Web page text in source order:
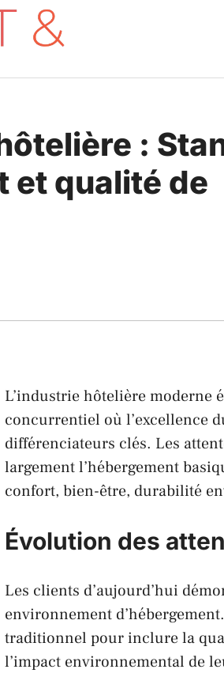
:
et qualité de
L’industrie hôtelière moderne
concurrentiel où l’excellence
différenciateurs clés. Les
largement l’hébergement
confort, bien-être, durabilité
Évolution des
Les clients d’aujourd’hui
environnement
traditionnel pour inclure la
l’impact environnemental de